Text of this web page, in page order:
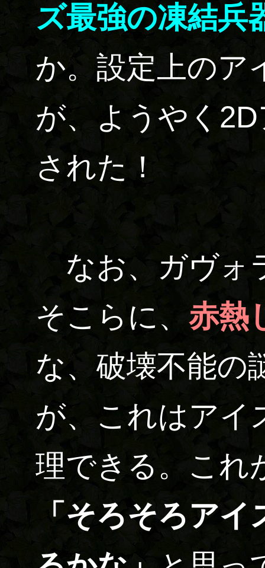
ズ最強の凍結兵
か。設定上のア
が、ようやく
された！
なお、ガヴォ
そこらに、 赤熱
な、破壊不能の
が、これはアイ
理できる。これ
「そろそろア